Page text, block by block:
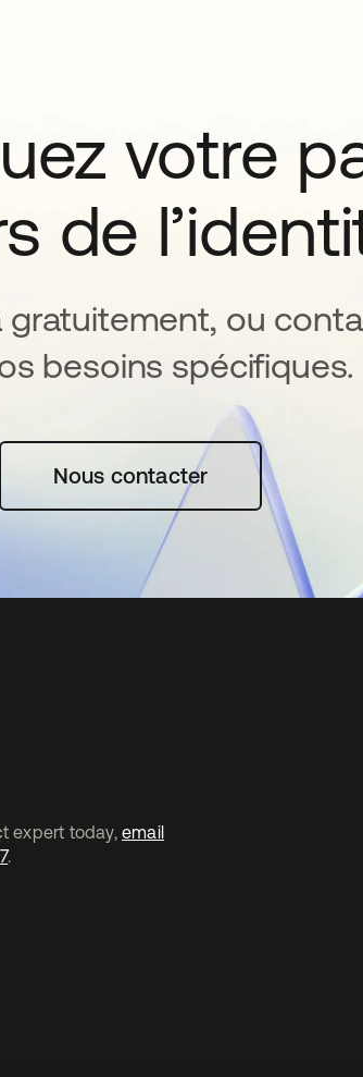
votre
de
gratuitement, ou
besoins spécifiques.
un nouvel onglet
Nous contacter
expert today, email
.
onglet